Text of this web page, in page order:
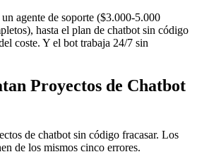
agente de soporte ($3.000-5.000
hasta el plan de chatbot sin código
coste. Y el bot trabaja 24/7 sin
Proyectos de Chatbot
de chatbot sin código fracasar. Los
de los mismos cinco errores.